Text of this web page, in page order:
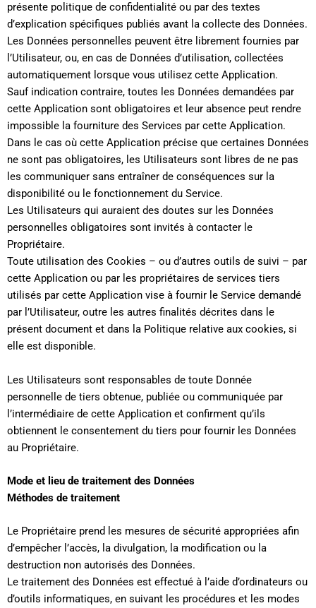
présente politique de confidentialité ou par des textes
d’explication spécifiques publiés avant la collecte des Données.
Les Données personnelles peuvent être librement fournies par
l’Utilisateur, ou, en cas de Données d’utilisation, collectées
automatiquement lorsque vous utilisez cette Application.
Sauf indication contraire, toutes les Données demandées par
cette Application sont obligatoires et leur absence peut rendre
impossible la fourniture des Services par cette Application.
Dans le cas où cette Application précise que certaines Données
ne sont pas obligatoires, les Utilisateurs sont libres de ne pas
les communiquer sans entraîner de conséquences sur la
disponibilité ou le fonctionnement du Service.
Les Utilisateurs qui auraient des doutes sur les Données
personnelles obligatoires sont invités à contacter le
Propriétaire.
Toute utilisation des Cookies – ou d’autres outils de suivi – par
cette Application ou par les propriétaires de services tiers
utilisés par cette Application vise à fournir le Service demandé
par l’Utilisateur, outre les autres finalités décrites dans le
présent document et dans la Politique relative aux cookies, si
elle est disponible.
Les Utilisateurs sont responsables de toute Donnée
personnelle de tiers obtenue, publiée ou communiquée par
l’intermédiaire de cette Application et confirment qu’ils
obtiennent le consentement du tiers pour fournir les Données
au Propriétaire.
Mode et lieu de traitement des Données
Méthodes de traitement
Le Propriétaire prend les mesures de sécurité appropriées afin
d’empêcher l’accès, la divulgation, la modification ou la
destruction non autorisés des Données.
Le traitement des Données est effectué à l’aide d’ordinateurs ou
d’outils informatiques, en suivant les procédures et les modes